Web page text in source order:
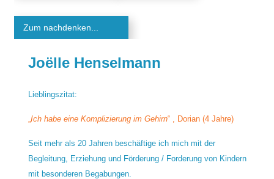
Zum nachdenken...
Joëlle Henselmann
Lieblingszitat:
Ich habe eine Komplizierung im Gehirn“ , Dorian (4 Jahre)
Seit mehr als 20 Jahren beschäftige ich mich mit der
Begleitung, Erziehung und Förderung / Forderung von Kindern
mit besonderen Begabungen.